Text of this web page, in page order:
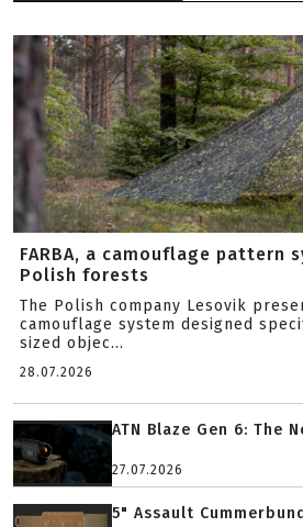
FARBA, a camouflage pattern
Polish forests
The Polish company Lesovik
camouflage system designed
sized objec...
28.07.2026
ATN Blaze Gen 6: The
27.07.2026
5" Assault